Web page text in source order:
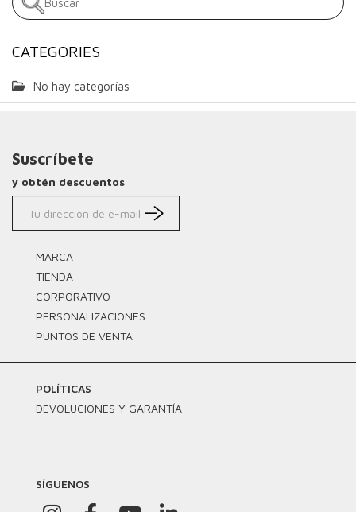
CATEGORIES
No hay categorías
Suscríbete
y obtén descuentos
MARCA
TIENDA
CORPORATIVO
PERSONALIZACIONES
PUNTOS DE VENTA
POLÍTICAS
DEVOLUCIONES Y GARANTÍA
SÍGUENOS